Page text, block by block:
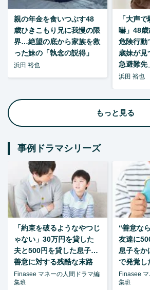
親の年金を食いつぶす48
歳ひきこもり兄に我慢の限
界…絶望の底から家族を救
った妹の「執念の説得」
浜田 裕也
「大声
嚇」48
危険行
歳妹が見
急避難先
浜田 裕也
もっと見る
事例ドラマシリーズ
「約束を破るようなやつじ
ゃない」30万円を貸した
夫と500円を貸した息子…
善意に対する残酷な末路
Finasee マネーの人間ドラマ編
集班
“善意な
友達に
息子を
で発覚し
Finasee
集班